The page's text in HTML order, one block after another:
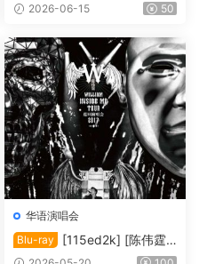
周年演唱会2010 Karaoke][IS
2026-06-15 50
华语演唱会
Blu-ray
[115ed2k] [陈伟霆“I
nside Me”巡回演唱会][Blura